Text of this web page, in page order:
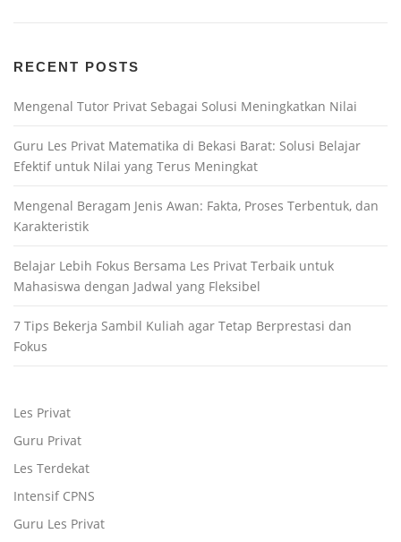
RECENT POSTS
Mengenal Tutor Privat Sebagai Solusi Meningkatkan Nilai
Guru Les Privat Matematika di Bekasi Barat: Solusi Belajar
Efektif untuk Nilai yang Terus Meningkat
Mengenal Beragam Jenis Awan: Fakta, Proses Terbentuk, dan
Karakteristik
Belajar Lebih Fokus Bersama Les Privat Terbaik untuk
Mahasiswa dengan Jadwal yang Fleksibel
7 Tips Bekerja Sambil Kuliah agar Tetap Berprestasi dan
Fokus
Les Privat
Guru Privat
Les Terdekat
Intensif CPNS
Guru Les Privat